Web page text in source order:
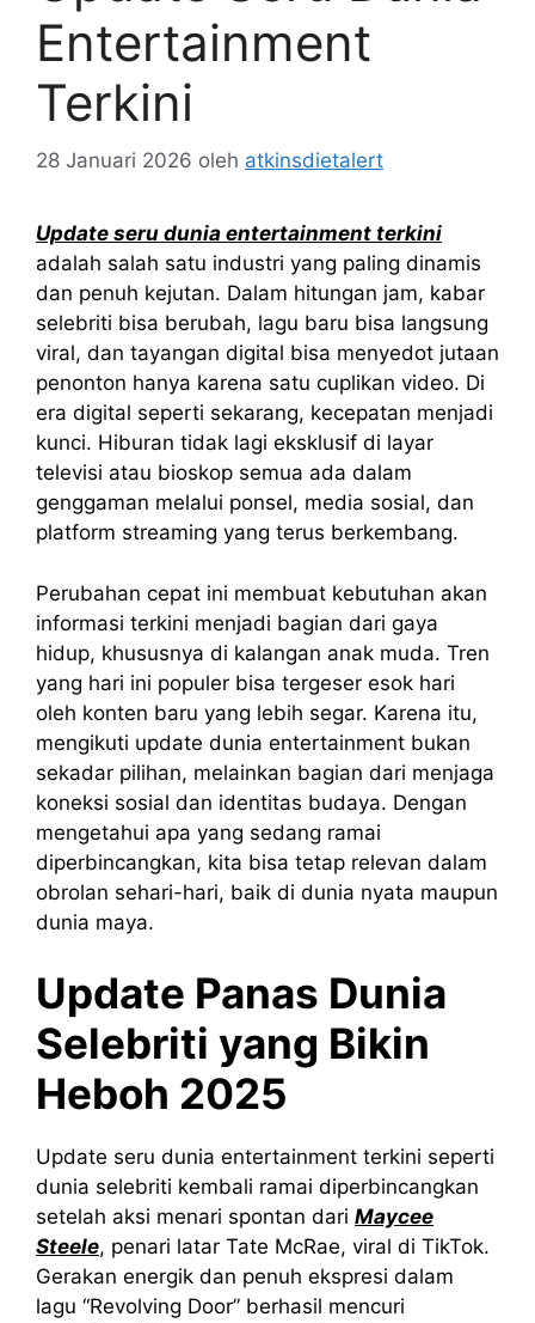
Entertainment
Terkini
28 Januari 2026 oleh atkinsdietalert
Update seru dunia entertainment terkini
adalah salah satu industri yang paling dinamis
dan penuh kejutan. Dalam hitungan jam, kabar
selebriti bisa berubah, lagu baru bisa langsung
viral, dan tayangan digital bisa menyedot jutaan
penonton hanya karena satu cuplikan video. Di
era digital seperti sekarang, kecepatan menjadi
kunci. Hiburan tidak lagi eksklusif di layar
televisi atau bioskop semua ada dalam
genggaman melalui ponsel, media sosial, dan
platform streaming yang terus berkembang.
Perubahan cepat ini membuat kebutuhan akan
informasi terkini menjadi bagian dari gaya
hidup, khususnya di kalangan anak muda. Tren
yang hari ini populer bisa tergeser esok hari
oleh konten baru yang lebih segar. Karena itu,
mengikuti update dunia entertainment bukan
sekadar pilihan, melainkan bagian dari menjaga
koneksi sosial dan identitas budaya. Dengan
mengetahui apa yang sedang ramai
diperbincangkan, kita bisa tetap relevan dalam
obrolan sehari-hari, baik di dunia nyata maupun
dunia maya.
Update Panas Dunia
Selebriti yang Bikin
Heboh 2025
Update seru dunia entertainment terkini seperti
dunia selebriti kembali ramai diperbincangkan
setelah aksi menari spontan dari Maycee
Steele, penari latar Tate McRae, viral di TikTok.
Gerakan energik dan penuh ekspresi dalam
lagu “Revolving Door” berhasil mencuri